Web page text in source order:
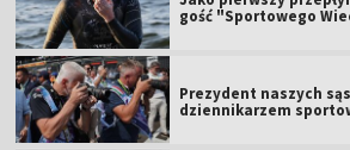
gość "Sportowego
Prezydent naszych
dziennikarzem